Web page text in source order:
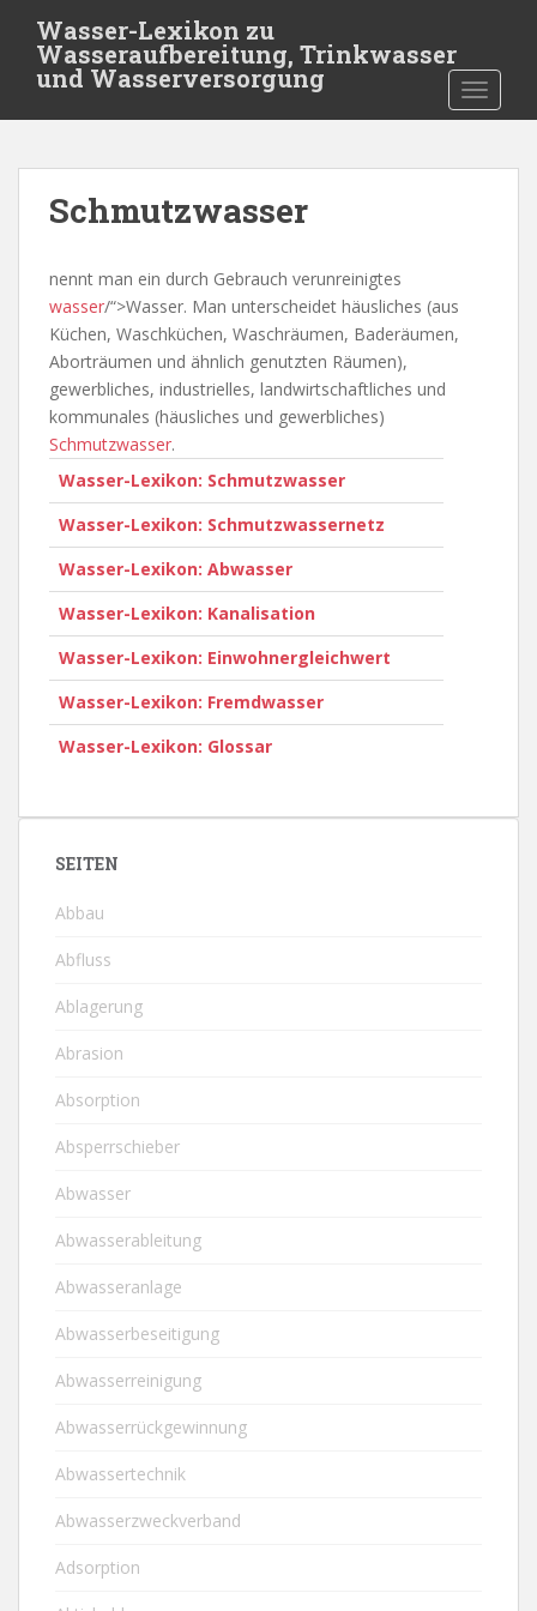
t
Wasser-Lexikon zu
Wasseraufbereitung, Trinkwasser
und Wasserversorgung
Schmutzwasser
nennt man ein durch Gebrauch verunreinigtes
wasser/“>Wasser. Man unterscheidet häusliches (aus
Küchen, Waschküchen, Waschräumen, Baderäumen,
Aborträumen und ähnlich genutzten Räumen),
gewerbliches, industrielles, landwirtschaftliches und
kommunales (häusliches und gewerbliches)
Schmutzwasser.
Wasser-Lexikon: Schmutzwasser
Wasser-Lexikon: Schmutzwassernetz
Wasser-Lexikon: Abwasser
Wasser-Lexikon: Kanalisation
Wasser-Lexikon: Einwohnergleichwert
Wasser-Lexikon: Fremdwasser
Wasser-Lexikon: Glossar
SEITEN
Abbau
Abfluss
Ablagerung
Abrasion
Absorption
Absperrschieber
Abwasser
Abwasserableitung
Abwasseranlage
Abwasserbeseitigung
Abwasserreinigung
Abwasserrückgewinnung
Abwassertechnik
Abwasserzweckverband
Adsorption